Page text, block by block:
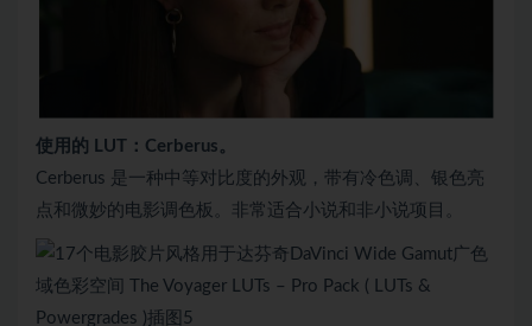
使用的 LUT：Cerberus。
Cerberus 是一种中等对比度的外观，带有冷色调、银色亮
点和微妙的电影调色板。非常适合小说和非小说项目。